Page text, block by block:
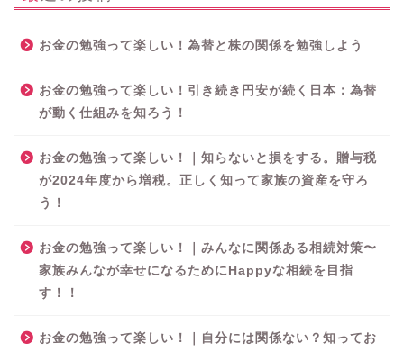
お金の勉強って楽しい！為替と株の関係を勉強しよう
お金の勉強って楽しい！引き続き円安が続く日本：為替
が動く仕組みを知ろう！
お金の勉強って楽しい！｜知らないと損をする。贈与税
が2024年度から増税。正しく知って家族の資産を守ろ
う！
お金の勉強って楽しい！｜みんなに関係ある相続対策〜
家族みんなが幸せになるためにHappyな相続を目指
す！！
お金の勉強って楽しい！｜自分には関係ない？知ってお